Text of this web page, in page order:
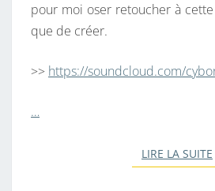
pour moi oser retoucher à
que de créer.
>> https://soundcloud.com/
…
LIRE LA SUITE